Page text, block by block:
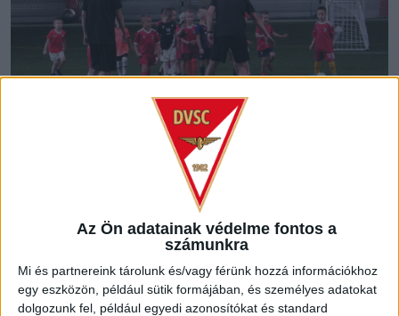
Az Ön adatainak védelme fontos a
számunkra
Mi és partnereink tárolunk és/vagy férünk hozzá információkhoz
egy eszközön, például sütik formájában, és személyes adatokat
dolgozunk fel, például egyedi azonosítókat és standard